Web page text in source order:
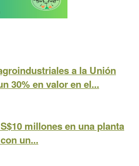
a la Unión
30% en valor en el...
millones en una planta
un...